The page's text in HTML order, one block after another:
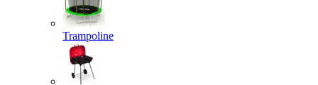
Trampoline